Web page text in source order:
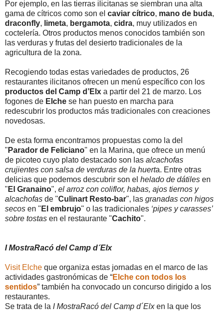
Por ejemplo, en las tierras ilicitanas se siembran una alta
gama de cítricos como son el caviar cítrico, mano de buda,
draconfly, limeta, bergamota, cidra, muy utilizados en
coctelería. Otros productos menos conocidos también son
las verduras y frutas del desierto tradicionales de la
agricultura de la zona.
Recogiendo todas estas variedades de productos, 26
restaurantes ilicitanos ofrecen un menú específico con los
productos del Camp d’Elx a partir del 21 de marzo. Los
fogones de Elche se han puesto en marcha para
redescubrir los productos más tradicionales con creaciones
novedosas.
De esta forma encontramos propuestas como la del
" Parador de Feliciano" en la Marina, que ofrece un menú
de picoteo cuyo plato destacado son las alcachofas
crujientes con salsa de verduras de la huerta. Entre otras
delicias que podemos descubrir son el helado de dátiles en
" El Granaino", el arroz con coliflor, habas, ajos tiernos y
alcachofas de "Culinart Resto-bar", las granadas con higos
secos en " El embrujo" o las tradicionales ‘pipes y carasses’
sobre tostas en el restaurante "Cachito".
I MostraRacó del Camp d´Elx
Visit Elche que organiza estas jornadas en el marco de las
actividades gastronómicas de “Elche con todos los
sentidos” también ha convocado un concurso dirigido a los
restaurantes.
Se trata de la I MostraRacó del Camp d´Elxen la que los